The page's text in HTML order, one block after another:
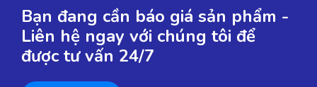
Bạn đang cần báo giá sản phẩm -
Liên hệ ngay với chúng tôi để
được tư vấn 24/7